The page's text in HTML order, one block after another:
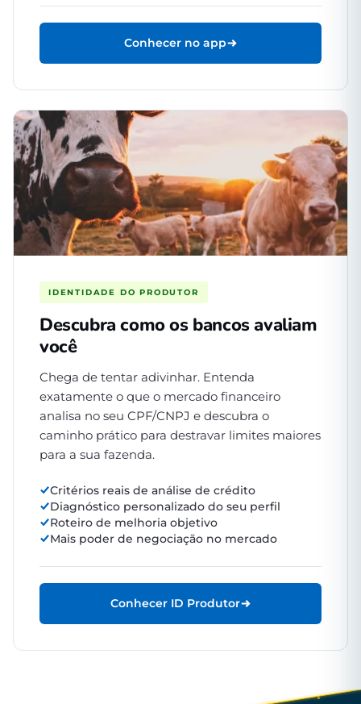
Conhecer no app
IDENTIDADE DO PRODUTOR
Descubra como os bancos avaliam
você
Chega de tentar adivinhar. Entenda
exatamente o que o mercado financeiro
analisa no seu CPF/CNPJ e descubra o
caminho prático para destravar limites maiores
para a sua fazenda.
Critérios reais de análise de crédito
Diagnóstico personalizado do seu perfil
Roteiro de melhoria objetivo
Mais poder de negociação no mercado
Conhecer ID Produtor